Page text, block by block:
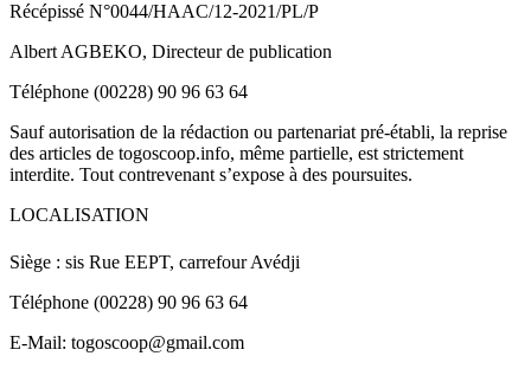
Récépissé N°0044/HAAC/12-2021/PL/P
Albert AGBEKO, Directeur de publication
Téléphone (00228) 90 96 63 64
Sauf autorisation de la rédaction ou partenariat pré-établi, la reprise
des articles de togoscoop.info, même partielle, est strictement
interdite. Tout contrevenant s’expose à des poursuites.
LOCALISATION
Siège : sis Rue EEPT, carrefour Avédji
Téléphone (00228) 90 96 63 64
E-Mail: togoscoop@gmail.com